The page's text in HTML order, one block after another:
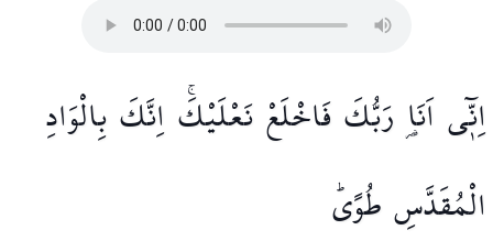
اِنّ۪ٓياَنَا۬ رَبُّكَفَاخْلَعْنَعْلَيْكَۚاِنَّكَبِالْوَادِ
الْمُقَدَّسِطُوًىۜ